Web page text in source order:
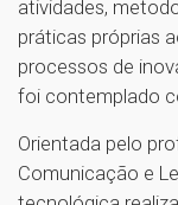
atividades,
práticas próprias
processos de
foi contemplado
Orientada pelo
Comunicação e